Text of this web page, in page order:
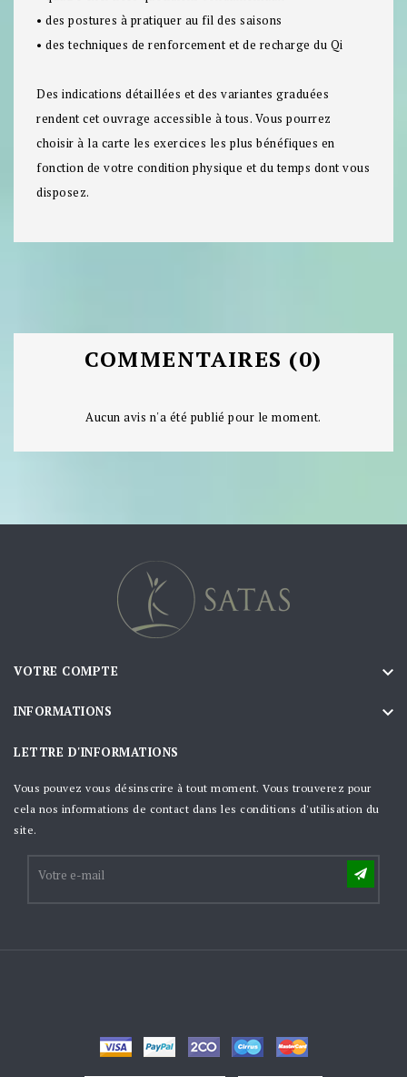
• des postures à pratiquer au fil des saisons
• des techniques de renforcement et de recharge du Qi
Des indications détaillées et des variantes graduées
rendent cet ouvrage accessible à tous. Vous pourrez
choisir à la carte les exercices les plus bénéfiques en
fonction de votre condition physique et du temps dont vous
disposez.
COMMENTAIRES (0)
Aucun avis n'a été publié pour le moment.
VOTRE COMPTE 
INFORMATIONS 
LETTRE D'INFORMATIONS
Vous pouvez vous désinscrire à tout moment. Vous trouverez pour
cela nos informations de contact dans les conditions d'utilisation du
site.